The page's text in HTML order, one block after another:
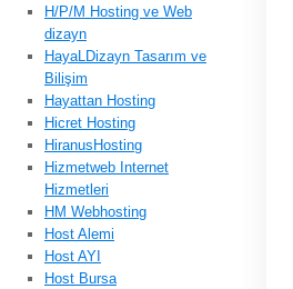
H/P/M Hosting ve Web
dizayn
HayaLDizayn Tasarım ve
Bilişim
Hayattan Hosting
Hicret Hosting
HiranusHosting
Hizmetweb Internet
Hizmetleri
HM Webhosting
Host Alemi
Host AYI
Host Bursa